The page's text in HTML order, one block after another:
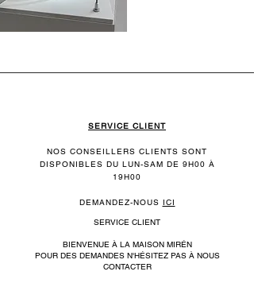
SERVICE CLIENT
NOS CONSEILLERS CLIENTS SONT
DISPONIBLES DU LUN-SAM DE 9H00 À
19H00
DEMANDEZ-NOUS ICI
SERVICE CLIENT
BIENVENUE À LA MAISON MIRÉN
POUR DES DEMANDES N'HÉSITEZ PAS À NOUS
CONTACTER